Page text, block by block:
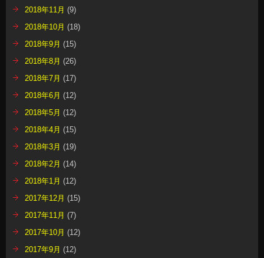
2018年11月 (9)
2018年10月 (18)
2018年9月 (15)
2018年8月 (26)
2018年7月 (17)
2018年6月 (12)
2018年5月 (12)
2018年4月 (15)
2018年3月 (19)
2018年2月 (14)
2018年1月 (12)
2017年12月 (15)
2017年11月 (7)
2017年10月 (12)
2017年9月 (12)